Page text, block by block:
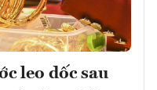
leo dốc sau